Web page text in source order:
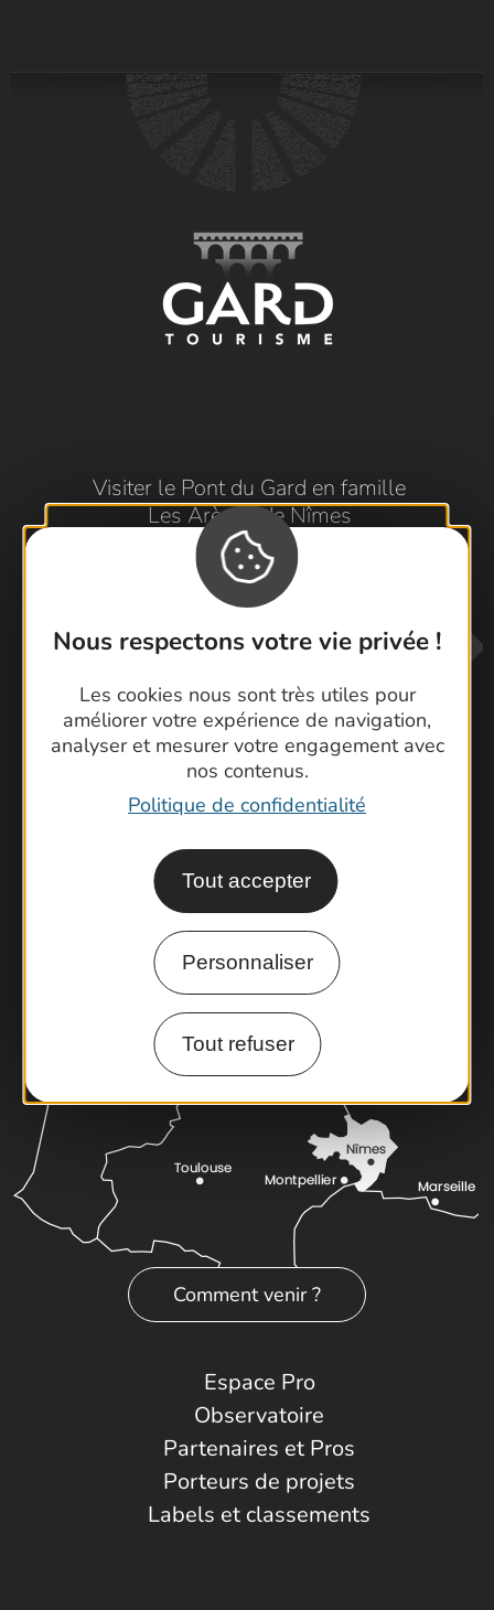
Nous respectons votre vie privée !
Les cookies nous sont très utiles pour
améliorer votre expérience de navigation,
analyser et mesurer votre engagement avec
nos contenus.
Politique de confidentialité
Tout accepter
Personnaliser
Tout refuser
Visiter le Pont du Gard en famille
Les Arènes de Nîmes
Escapade en Camargue
Randonnée en Cévennes
Contactez-nous !
Cartoguides et Topoguides
Latitude Gard
Comment venir ?
Espace Pro
Observatoire
Partenaires et Pros
Porteurs de projets
Labels et classements